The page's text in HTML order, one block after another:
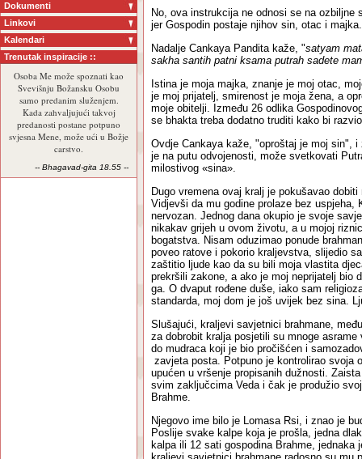
Dokumenti
Linkovi
Kalendari
Trenutak inspiracije ::
Osoba Me može spoznati kao
Svevišnju Božansku Osobu
samo predanim služenjem.
Kada zahvaljujući takvoj
predanosti postane potpuno
svjesna Mene, može ući u Božje
carstvo.
-- Bhagavad-gita 18.55 --
No, ova instrukcija ne odnosi se na ozbiljne
jer Gospodin postaje njihov sin, otac i majka.
Nadalje Cankaya Pandita kaže, "satyam
sakha santih patni ksama putrah sadete
Istina je moja majka, znanje je moj otac,
je moj prijatelj, smirenost je moja žena, a
moje obitelji. Između 26 odlika
se bhakta treba dodatno truditi kako bi
Ovdje Cankaya kaže, "oproštaj je moj sin",
je na putu odvojenosti, može svetkovati
milostivog «sina».
Dugo vremena ovaj kralj je pokušavao
Vidjevši da mu godine prolaze bez uspjeha,
nervozan. Jednog dana okupio je svoje
nikakav grijeh u ovom životu, a u mojoj
bogatstva. Nisam oduzimao ponude
poveo ratove i pokorio kraljevstva, slijedio
zaštitio ljude kao da su bili moja vlastita
prekršili zakone, a ako je moj neprijatelj bio
ga. O dvaput rođene duše, iako sam
standarda, moj dom je još uvijek bez sina.
Slušajući, kraljevi savjetnici brahmane,
za dobrobit kralja posjetili su mnoge
do mudraca koji je bio pročišćen i
zavjeta posta. Potpuno je kontrolirao svoja
upućen u vršenje propisanih dužnosti.
svim zaključcima Veda i čak je produžio
Brahme.
Njegovo ime bilo je Lomasa Rsi, i znao je
Poslije svake kalpe koja je prošla, jedna
kalpa ili 12 sati gospodina Brahme, jednaka